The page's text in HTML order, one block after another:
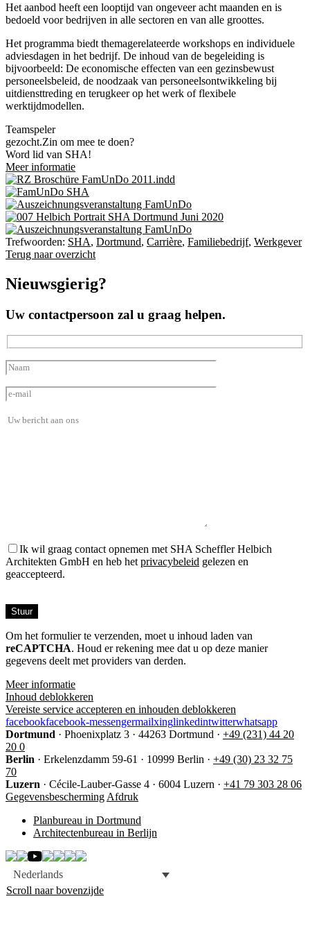
Het aanbod heeft een looptijd van ongeveer acht maanden en is
bedoeld voor bedrijven in alle sectoren en van alle groottes.
Het programma biedt themagerelateerde workshops en individuele
adviesdagen in het bedrijf. De inhoud van de begeleiding is
bijvoorbeeld: De economische effecten van een gezinsbewust
personeelsbeleid, de noodzaak van personeelsontwikkeling bij
uitdiensttreding en terugkeer op het werk of flexibele
werktijdmodellen.
Teamspeler
gezocht.Zin om mee te doen?
Word lid van SHA!
Meer informatie
Trefwoorden: SHA, Dortmund, Carrière, Familiebedrijf, Werkgever
Terug naar overzicht
Nieuwsgierig?
Uw contactpersoon zal u graag helpen.
Ik wil graag contact opnemen met SHA Scheffler Helbich
Architekten GmbH en heb het privacybeleid gelezen en
geaccepteerd.
füllen
dieses
Feld
nicht
Om het formulier te verzenden, moet u inhoud laden van
reCAPTCHA. Houd er rekening mee dat u op deze manier
gegevens deelt met providers van derden.
Meer informatie
Inhoud deblokkeren
Vereiste service accepteren en inhouden deblokkeren
facebookfacebook-messengermailxinglinkedintwitterwhatsapp
Dortmund · Phoenixplatz 3 · 44263 Dortmund · +49 (231) 44 20
20 0
Berlin · Erkelenzdamm 59-61 · 10999 Berlin · +49 (30) 23 32 75
70
Luzern · Cécile-Lauber-Gasse 4 · 6004 Luzern · +41 79 303 28 06
Gegevensbescherming Afdruk
Planbureau in Dortmund
Architectenbureau in Berlijn
Nederlands
Scroll naar bovenzijde